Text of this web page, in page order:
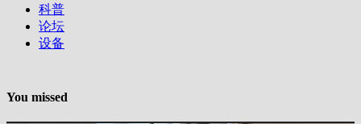
科普
论坛
设备
You missed